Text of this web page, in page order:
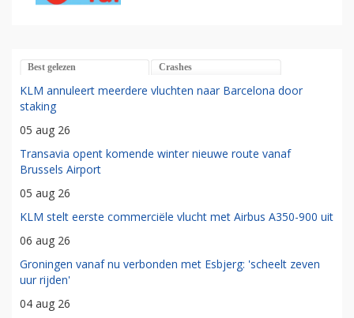
Best gelezen Crashes
KLM annuleert meerdere vluchten naar Barcelona door
staking
05 aug 26
Transavia opent komende winter nieuwe route vanaf
Brussels Airport
05 aug 26
KLM stelt eerste commerciële vlucht met Airbus A350-900 uit
06 aug 26
Groningen vanaf nu verbonden met Esbjerg: 'scheelt zeven
uur rijden'
04 aug 26